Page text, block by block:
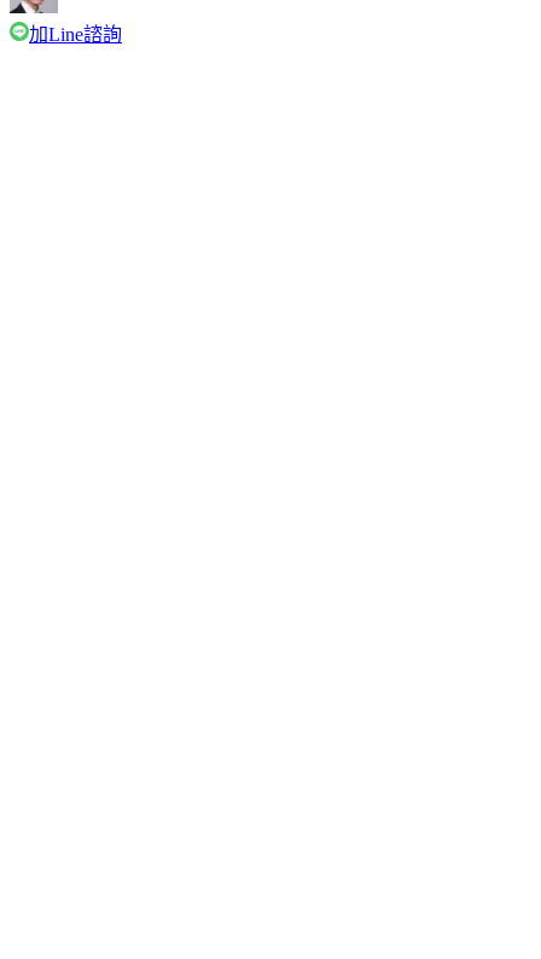
加Line諮詢